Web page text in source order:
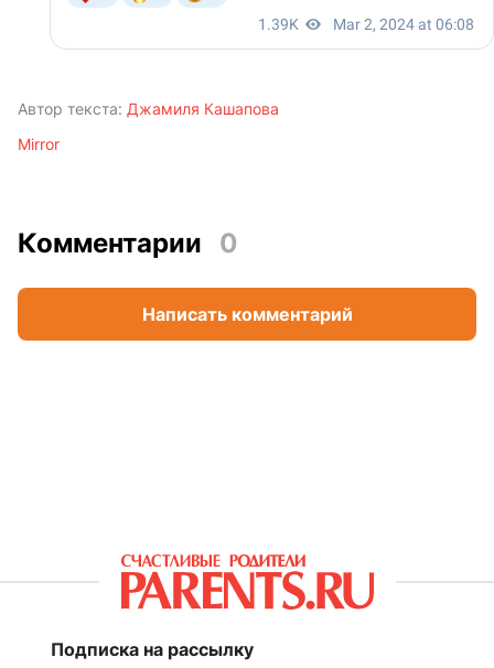
Автор текста: Джамиля Кашапова
Mirror
Комментарии 0
Написать комментарий
Подписка на рассылку